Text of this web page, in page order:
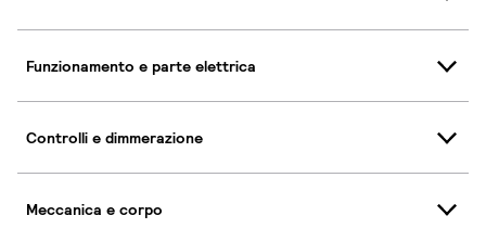
Funzionamento e parte elettrica
Controlli e dimmerazione
Meccanica e corpo